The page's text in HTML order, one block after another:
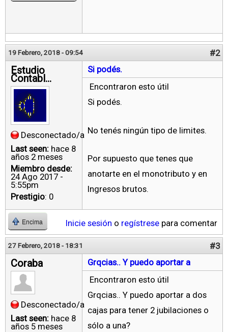
19 Febrero, 2018 - 09:54 #2
Estudio
Contabl...
Desconectado/a
Last seen: hace 8
años 2 meses
Miembro desde:
24 Ago 2017 -
5:55pm
Prestigio: 0
Si podés.
Encontraron esto útil
Si podés.
No tenés ningún tipo de limites.
Por supuesto que tenes que
anotarte en el monotributo y en
Ingresos brutos.
Encima Inicie sesión o regístrese para comentar
27 Febrero, 2018 - 18:31 #3
Coraba
Desconectado/a
Last seen: hace 8
años 5 meses
Grqcias.. Y puedo aportar a
Encontraron esto útil
Grqcias.. Y puedo aportar a dos
cajas para tener 2 jubilaciones o
sólo a una?